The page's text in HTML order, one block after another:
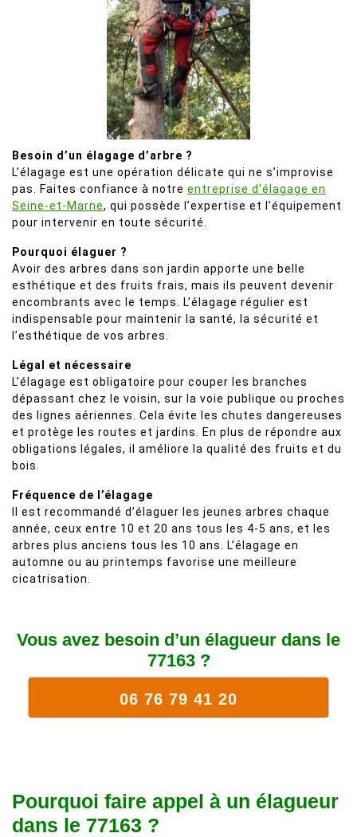
Besoin d’un élagage d’arbre ?
L’élagage est une opération délicate qui ne s’improvise
pas. Faites confiance à notre entreprise d’élagage en
Seine-et-Marne, qui possède l’expertise et l’équipement
pour intervenir en toute sécurité.
Pourquoi élaguer ?
Avoir des arbres dans son jardin apporte une belle
esthétique et des fruits frais, mais ils peuvent devenir
encombrants avec le temps. L’élagage régulier est
indispensable pour maintenir la santé, la sécurité et
l’esthétique de vos arbres.
Légal et nécessaire
L’élagage est obligatoire pour couper les branches
dépassant chez le voisin, sur la voie publique ou proches
des lignes aériennes. Cela évite les chutes dangereuses
et protège les routes et jardins. En plus de répondre aux
obligations légales, il améliore la qualité des fruits et du
bois.
Fréquence de l’élagage
Il est recommandé d’élaguer les jeunes arbres chaque
année, ceux entre 10 et 20 ans tous les 4-5 ans, et les
arbres plus anciens tous les 10 ans. L’élagage en
automne ou au printemps favorise une meilleure
cicatrisation.
Vous avez besoin d’un élagueur dans le
77163 ?
06 76 79 41 20
Pourquoi faire appel à un élagueur
dans le 77163 ?